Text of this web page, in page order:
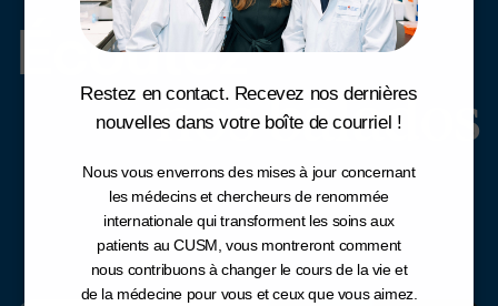
Écoutez
nos balados
Restez en contact. Recevez nos dernières
nouvelles dans votre boîte de courriel !
Nous vous enverrons des mises à jour concernant
les médecins et chercheurs de renommée
internationale qui transforment les soins aux
patients au CUSM, vous montreront comment
nous contribuons à changer le cours de la vie et
de la médecine pour vous et ceux que vous aimez.